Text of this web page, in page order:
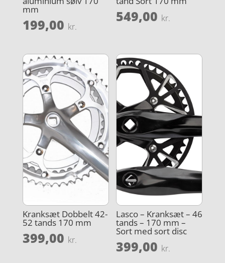
mm
199,00 kr.
549,00 kr.
Kranksæt Dobbelt 42-
52 tands 170 mm
399,00 kr.
Lasco – Kranksæt – 46
tands – 170 mm –
Sort med sort disc
399,00 kr.